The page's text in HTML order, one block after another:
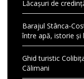
Lăcașuri de
Barajul Stânca-
între apă, istorie și
Ghid turistic
Călimani